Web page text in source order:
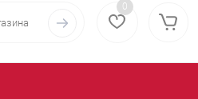
0